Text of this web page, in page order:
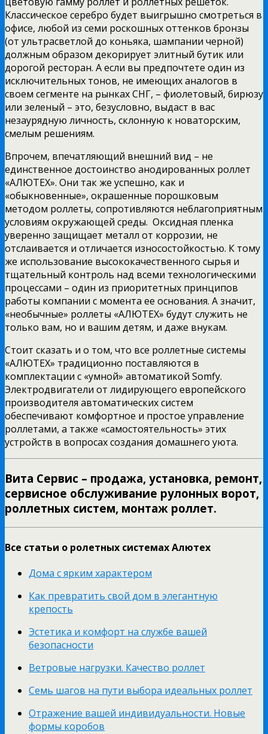
Классическое серебро будет выигрышно смотреться в
офисе, любой из семи роскошных оттенков бронзы
(от ультрасветлой до коньяка, шампании черной)
должным образом декорирует элитный бутик или
дорогой ресторан. А если вы предпочтете один из
исключительных тонов, не имеющих аналогов в
своем сегменте на рынках СНГ, – фиолетовый, бирюзу
или зеленый – это, безусловно, выдаст в вас
незаурядную личность, склонную к новаторским,
смелым решениям.
Впрочем, впечатляющий внешний вид – не
единственное достоинство анодированных роллет
«АЛЮТЕХ». Они так же успешно, как и
«обыкновенные», окрашенные порошковым
методом роллеты, сопротивляются неблагоприятным
условиям окружающей среды. Оксидная пленка
уверенно защищает металл от коррозии, не
отслаивается и отличается износостойкостью. К тому
же использование высококачественного сырья и
тщательный контроль над всеми технологическими
процессами – один из приоритетных принципов
работы компании с момента ее основания. А значит,
«необычные» роллеты «АЛЮТЕХ» будут служить не
только вам, но и вашим детям, и даже внукам.
Стоит сказать и о том, что все роллетные системы
«АЛЮТЕХ» традиционно поставляются в
комплектации с «умной» автоматикой Somfy.
Электродвигатели от лидирующего европейского
производителя автоматических систем
обеспечивают комфортное и простое управление
роллетами, а также «самостоятельность» этих
устройств в вопросах создания домашнего уюта.
Вита Сервис – продажа, установка, ремонт,
сервисное обслуживание рулонных ворот,
роллетных систем, монтаж роллет.
Все статьи о ролетных системах Алютех
Дома с ярким характером
Как превратить свой дом в элегантную
крепость
Эстетика и комфорт на службе вашей
безопасности
Ветровые нагрузки. Качество роллет
Семь шагов на пути выбора идеальных роллет
Отражение вашей индивидуальности. Новые
формы коробов